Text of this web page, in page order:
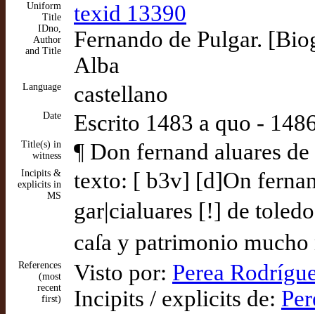
Uniform
Title
IDno,
Author
and Title
texid 13390
Fernando de Pulgar.
Alba
Language castellano
Date Escrito 1483 a quo -
Title(s) in
witness
¶ Don fernand aluares
Incipits &
explicits in
MS
texto: [ b3v] [d]On
gar|cialuares [!] de
caſa y patrimonio mucho
References
(most
recent
first)
Visto por: Perea
Incipits / explicits de: